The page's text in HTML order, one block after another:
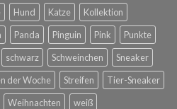
Hund Katze
Kollektion
Panda Pinguin Pink
Punkte
schwarz Schweinchen
Sneaker
der Woche Streifen
Tier-Sneaker
Weihnachten
weiß